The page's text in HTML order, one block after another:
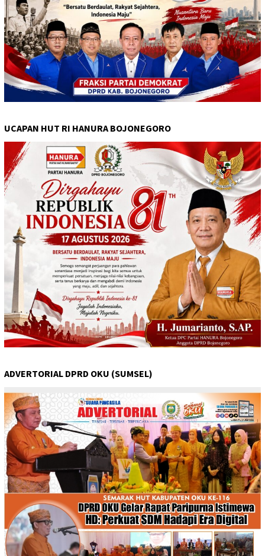
UCAPAN HUT RI HANURA BOJONEGORO
ADVERTORIAL DPRD OKU (SUMSEL)